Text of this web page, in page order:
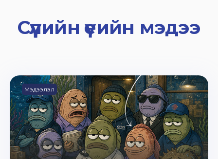
Сүүлийн үеийн мэдээ
Мэдээлэл